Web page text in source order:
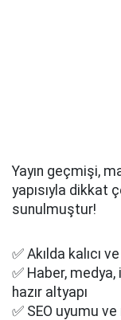
Yayın geçmişi,
yapısıyla dikkat
sunulmuştur!
✅ Akılda kalıcı
✅ Haber, medya,
hazır altyapı
✅ SEO uyumu